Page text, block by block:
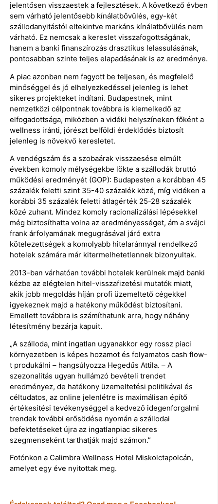
jelentősen visszaestek a fejlesztések. A következő évben
sem várható jelentősebb kínálatbővülés, egy-két
szállodanyitástól eltekintve markáns kínálatbővülés nem
várható. Ez nemcsak a kereslet visszafogottságának,
hanem a banki finanszírozás drasztikus lelassulásának,
pontosabban szinte teljes elapadásának is az eredménye.
A piac azonban nem fagyott be teljesen, és megfelelő
minőséggel és jó elhelyezkedéssel jelenleg is lehet
sikeres projekteket indítani. Budapestnek, mint
nemzetközi célpontnak továbbra is kiemelkedő az
elfogadottsága, miközben a vidéki helyszíneken főként a
wellness iránti, jórészt belföldi érdeklődés biztosít
jelenleg is növekvő keresletet.
A vendégszám és a szobaárak visszaesése elmúlt
években komoly mélységekbe lökte a szállodák bruttó
működési eredményét (GOP): Budapesten a korábban 45
százalék feletti szint 35-40 százalék közé, míg vidéken a
korábbi 35 százalék feletti átlagérték 25-28 százalék
közé zuhant. Mindez komoly racionalizálási lépésekkel
még biztosíthatta volna az eredményességet, ám a svájci
frank árfolyamának megugrásával járó extra
kötelezettségek a komolyabb hitelaránnyal rendelkező
hotelek számára már kitermelhetetlennek bizonyultak.
2013-ban várhatóan további hotelek kerülnek majd banki
kézbe az elégtelen hitel-visszafizetési mutatók miatt,
akik jobb megoldás híján profi üzemeltető cégekkel
igyekeznek majd a hatékony működést biztosítani.
Emellett továbbra is számíthatunk arra, hogy néhány
létesítmény bezárja kapuit.
„A szálloda, mint ingatlan ugyanakkor egy rossz piaci
környezetben is képes hozamot és folyamatos cash flow-
t produkálni – hangsúlyozza Hegedűs Attila. – A
szezonalitás ugyan hullámzó bevételi trendet
eredményez, de hatékony üzemeltetési politikával és
céltudatos, az online jelenlétre is maximálisan építő
értékesítési tevékenységgel a kedvező idegenforgalmi
trendek további erősödése nyomán a szállodai
befektetéseket újra az ingatlanpiac sikeres
szegmenseként tarthatják majd számon.”
Fotónkon a Calimbra Wellness Hotel Miskolctapolcán,
amelyet egy éve nyitottak meg.